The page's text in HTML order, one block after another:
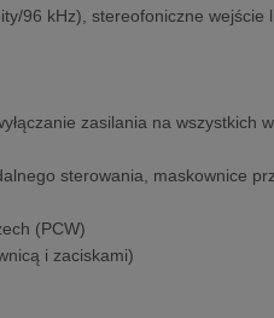
96 kHz), stereofoniczne
zasilania na
sterowania, maskownice
(PCW)
i zaciskami)